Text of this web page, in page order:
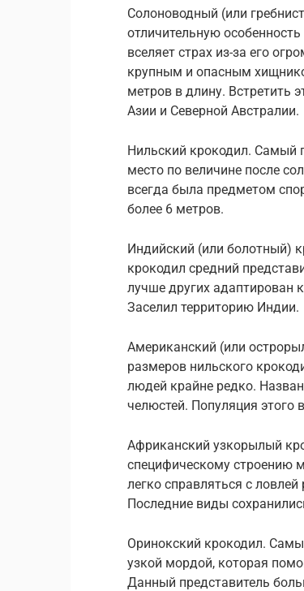
Солоноводный (или
отличительную
вселяет страх из-за его
крупным и опасным
метров в длину. Встретить
Азии и Северной Австралии.
Нильский крокодил. Самый
место по величине после
всегда была предметом
более 6 метров.
Индийский (или болотный)
крокодил средний
лучше других адаптирован
Заселил территорию Индии.
Американский (или
размеров нильского
людей крайне редко.
челюстей. Популяция этого
Африканский узкорылый
специфическому строению
легко справляться с
Последние виды
Оринокский крокодил.
узкой мордой, которая
Данный представитель